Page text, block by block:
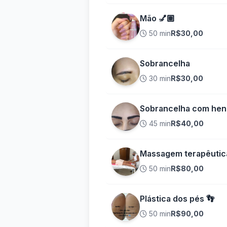
Mão 💅🏽
50 minR$30,00
Sobrancelha
30 minR$30,00
Sobrancelha com
45 minR$40,00
Massagem
50 minR$80,00
Plástica dos pés 👣
50 minR$90,00